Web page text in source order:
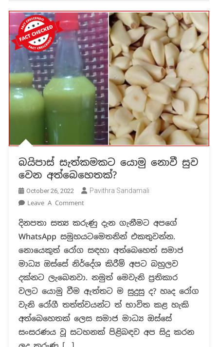
බයිපාස් සැත්කමකට යොමු නොවී සුව
වෙන අත්බෙහෙතක්?
October 26, 2022 Pavithra Sandamali
Leave A CommentOn
සැත්කමකට
යොමු
නොවී
සුව
වෙන
අත්බෙහෙතක්?
දිනපතා සත්‍ය කරුණු දැන ගැනීමට අපගේ
WhatsApp සමුහයටමෙතනින් එකතුවන්න.
නොයෙකුත් රෝග සඳහා අත්බෙහෙත් සමාජ
මාධ්‍ය ඔස්සේ නිර්දේශ කිරීම් අපට බහුලව
දක්නට ලැබෙනවා. නමුත් මෙවැනි ප්‍රතිකාර
වලට යොමු වීම ඇත්තට ම සුදුසු ද? හෘද රෝග
වැනි රෝගී තත්ත්වයන්ට ත් භාවිත කළ හැකි
අත්බෙහෙතක් ලෙස සමාජ මාධ්‍ය ඔස්සේ
සංසරණය වූ සටහනක් පිළිබඳව අප සිදු කරන